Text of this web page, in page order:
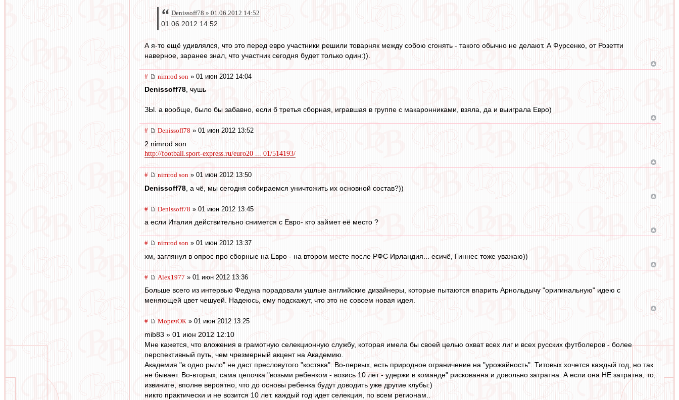
Denissoff78 » 01.06.2012 14:52
01.06.2012 14:52
А я-то ещё удивлялся, что это перед евро участники решили товарняк между собою сгонять - такого обычно не делают. А Фурсенко, от Розетти
наверное, заранее знал, что участник сегодня будет только один:)).
# nimrod son » 01 июн 2012 14:04
Denissoff78, чушь
ЗЫ. а вообще, было бы забавно, если б третья сборная, игравшая в группе с макаронниками, взяла, да и выиграла Евро)
# Denissoff78 » 01 июн 2012 13:52
2 nimrod son
http://football.sport-express.ru/euro20 ... 01/514193/
# nimrod son » 01 июн 2012 13:50
Denissoff78 , а чё, мы сегодня собираемся уничтожить их основной состав?))
# Denissoff78 » 01 июн 2012 13:45
а если Италия действительно снимется с Евро- кто займет её место ?
# nimrod son » 01 июн 2012 13:37
хм, заглянул в опрос про сборные на Евро - на втором месте после РФС Ирландия... есичё, Гиннес тоже уважаю))
# Alex1977 » 01 июн 2012 13:36
Больше всего из интервью Федуна порадовали ушлые английские дизайнеры, которые пытаются впарить Арнольдычу "оригинальную" идею с
меняющей цвет чешуей. Надеюсь, ему подскажут, что это не совсем новая идея.
# МорячОК » 01 июн 2012 13:25
mib83 » 01 июн 2012 12:10
Мне кажется, что вложения в грамотную селекционную службу, которая имела бы своей целью охват всех лиг и всех русских футболеров - более
перспективный путь, чем чрезмерный акцент на Академию.
Академия "в одно рыло" не даст пресловутого "костяка". Во-первых, есть природное ограничение на "урожайность". Титовых хочется каждый год, но так
не бывает. Во-вторых, сама цепочка "возьми ребенком - возись 10 лет - удержи в команде" рискованна и довольно затратна. А если она НЕ затратна, то,
извините, вполне вероятно, что до основы ребенка будут доводить уже другие клубы:)
никто практически и не возится 10 лет. каждый год идет селекция, по всем регионам..